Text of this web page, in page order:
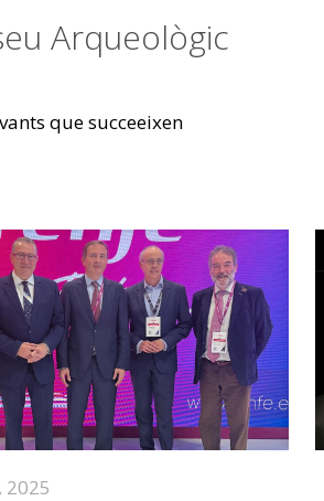
Arqueològic
que succeeixen
2025